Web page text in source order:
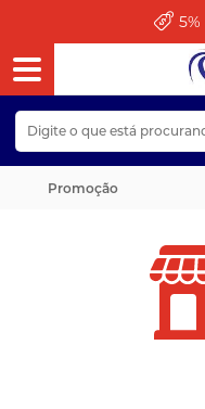
5%
Promoção